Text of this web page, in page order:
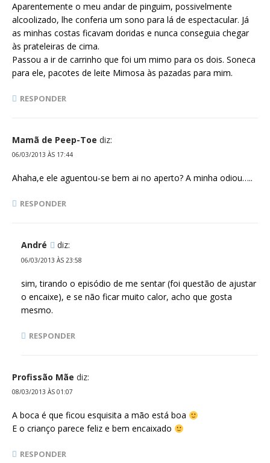
Aparentemente o meu andar de pinguim, possivelmente
alcoolizado, lhe conferia um sono para lá de espectacular. Já
as minhas costas ficavam doridas e nunca conseguia chegar
às prateleiras de cima.
Passou a ir de carrinho que foi um mimo para os dois. Soneca
para ele, pacotes de leite Mimosa às pazadas para mim.
RESPONDER
Mamã de Peep-Toe diz:
06/03/2013 ÀS 17:44
Ahaha,e ele aguentou-se bem ai no aperto? A minha odiou…..
RESPONDER
André diz:
06/03/2013 ÀS 23:58
sim, tirando o episódio de me sentar (foi questão de ajustar
o encaixe), e se não ficar muito calor, acho que gosta
mesmo.
RESPONDER
Profissão Mãe diz:
08/03/2013 ÀS 01:07
A boca é que ficou esquisita a mão está boa
E o crianço parece feliz e bem encaixado
RESPONDER